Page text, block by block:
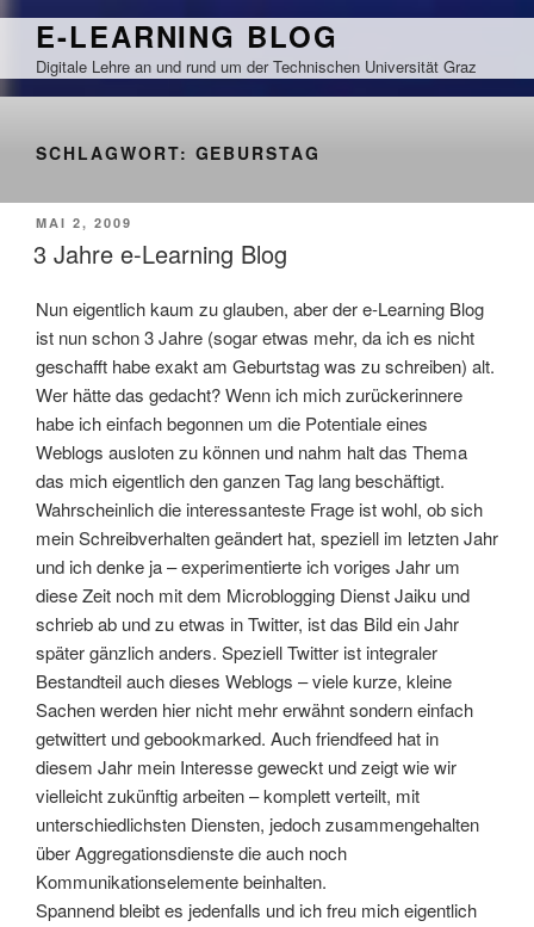
Zum
springen
E-LEARNING BLOG
Digitale Lehre an und rund um der Technischen Universität Graz
SCHLAGWORT: GEBURSTAG
VERÖFFENTLICHT
AM
MAI 2, 2009
3 Jahre e-Learning Blog
Nun eigentlich kaum zu glauben, aber der e-Learning Blog
ist nun schon 3 Jahre (sogar etwas mehr, da ich es nicht
geschafft habe exakt am Geburtstag was zu schreiben) alt.
Wer hätte das gedacht? Wenn ich mich zurückerinnere
habe ich einfach begonnen um die Potentiale eines
Weblogs ausloten zu können und nahm halt das Thema
das mich eigentlich den ganzen Tag lang beschäftigt.
Wahrscheinlich die interessanteste Frage ist wohl, ob sich
mein Schreibverhalten geändert hat, speziell im letzten Jahr
und ich denke ja – experimentierte ich voriges Jahr um
diese Zeit noch mit dem Microblogging Dienst Jaiku und
schrieb ab und zu etwas in Twitter, ist das Bild ein Jahr
später gänzlich anders. Speziell Twitter ist integraler
Bestandteil auch dieses Weblogs – viele kurze, kleine
Sachen werden hier nicht mehr erwähnt sondern einfach
getwittert und gebookmarked. Auch friendfeed hat in
diesem Jahr mein Interesse geweckt und zeigt wie wir
vielleicht zukünftig arbeiten – komplett verteilt, mit
unterschiedlichsten Diensten, jedoch zusammengehalten
über Aggregationsdienste die auch noch
Kommunikationselemente beinhalten.
Spannend bleibt es jedenfalls und ich freu mich eigentlich